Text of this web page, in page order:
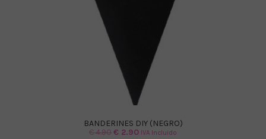
BANDERINES DIY (NEGRO)
€4.90El
€ 2.90ElIVA Incluido